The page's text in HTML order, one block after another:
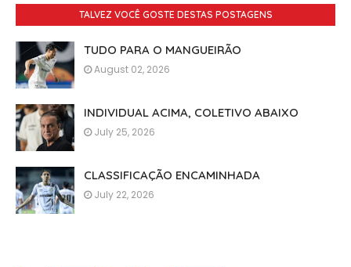
TALVEZ VOCÊ GOSTE DESTAS POSTAGENS
TUDO PARA O MANGUEIRÃO
August 02, 2026
INDIVIDUAL ACIMA, COLETIVO ABAIXO
July 25, 2026
CLASSIFICAÇÃO ENCAMINHADA
July 22, 2026